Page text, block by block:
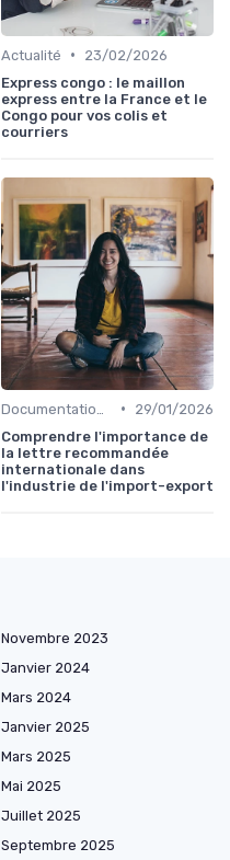
Actualité •
23/02/2026
Express congo : le maillon
express entre la France et le
Congo pour vos colis et
courriers
•
29/01/2026
Comprendre l'importance de
la lettre recommandée
internationale dans
l'industrie de l'import-export
Novembre 2023
Janvier 2024
Mars 2024
Janvier 2025
Mars 2025
Mai 2025
Juillet 2025
Septembre 2025